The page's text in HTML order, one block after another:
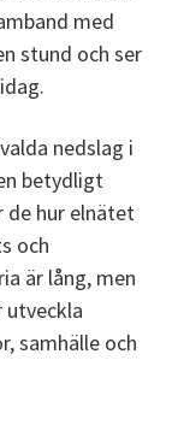
med
stund och ser
nedslag i
betydligt
de hur elnätet
och
är lång, men
utveckla
samhälle och